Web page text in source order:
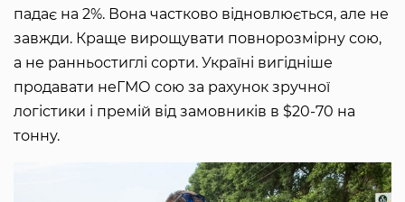
падає на 2%. Вона частково відновлюється, але не
завжди. Краще вирощувати повнорозмірну сою,
а не ранньостиглі сорти. Україні вигідніше
продавати неГМО сою за рахунок зручної
логістики і премій від замовників в $20-70 на
тонну.